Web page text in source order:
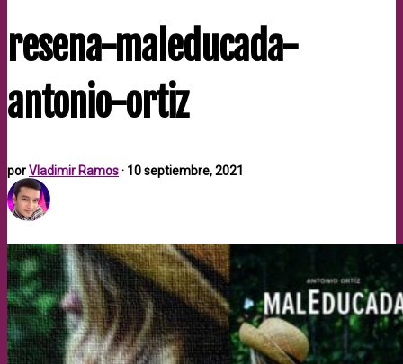
resena-maleducada-
antonio-ortiz
porVladimir Ramos· 10 septiembre, 2021